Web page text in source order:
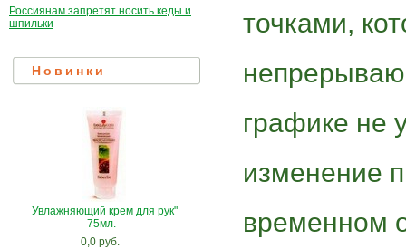
Россиянам запретят носить кеды и
шпильки
Новинки
Увлажняющий крем для рук"
75мл.
0,0 руб.
точками,
графике не
изменение
временном